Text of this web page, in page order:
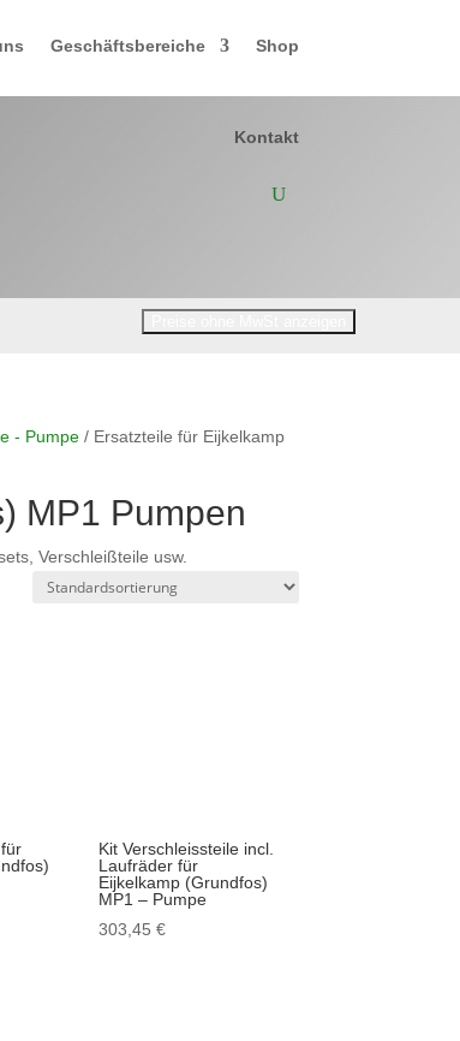
Geschäftsbereiche Shop
Kontakt
- Pumpe/ Ersatzteile für Eijkelkamp
MP1 Pumpen
Verschleißteile usw.
Kit Verschleissteile incl.
Laufräder für
Eijkelkamp (Grundfos)
MP1 – Pumpe
303,45 €